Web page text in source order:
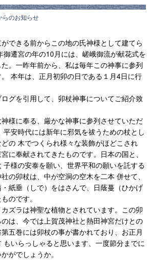
らのお知らせ
できる前からこの地の氏神様として建てら
遷宮の年の10月には、嵯峨御流が献花式を
。一昨年前から、私は毎年この神事に参列
本年は、正月初卯の日である１月4日に行
グを引用して、卯杖神事についてご紹介致
様に奉る、厳かな神事に参列させていただ
平安時代には新年に邪気を祓うための杖とし
の 木でつくられ様々な装飾がほどこされ
に奉献されてきたものです。日本の国と、
子様の安泰を願い、世界平和の願いを託する
の卯杖は、中が空洞の空木を二本 併せて、
紙垂（しで）をはさんで、日蔭蔓（ひかげ
のです。
ズラは神聖な植物とされています。この卯
は、今では上賀茂神社と熱田神宮だけとの
五巻には卯杖の事が書かれており、お正月
もいらっしゃると思います、一度節分までに
がでしょうか。